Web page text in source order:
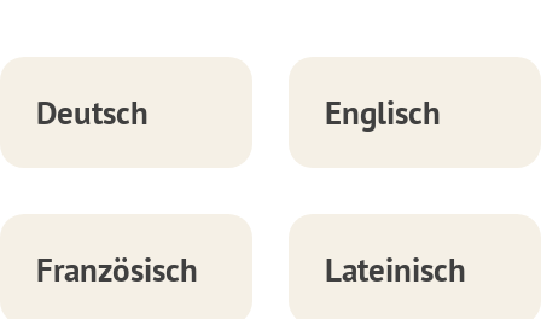
Deutsch Englisch
Französisch Lateinisch